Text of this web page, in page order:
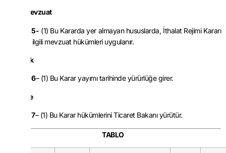
Diğer mevzuat
MADDE 5- (1) Bu Kararda yer almayan hususlarda, İthalat Rejimi Kararı
ve diğer ilgili mevzuat hükümleri uygulanır.
Yürürlük
MADDE 6– (1) Bu Karar yayımı tarihinde yürürlüğe girer.
Yürütme
MADDE 7– (1) Bu Karar hükümlerini Ticaret Bakanı yürütür.
TABLO